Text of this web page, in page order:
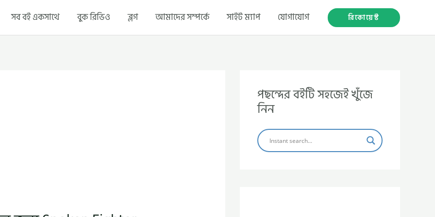
সব বই একসাথে বুক রিভিও ব্লগ আমাদের সম্পর্কে সাইট ম্যাপ যোগাযোগ রিকোয়েস্ট
পছন্দের বইটি সহজেই খুঁজে
নিন